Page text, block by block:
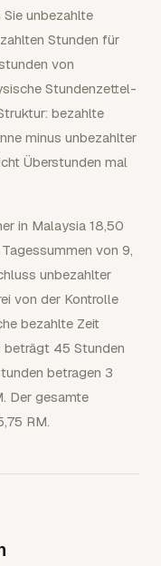
unbezahlte
Stunden für
von
Stundenzettel-
bezahlte
minus unbezahlter
Überstunden mal
in Malaysia 18,50
von 9,
unbezahlter
von der Kontrolle
bezahlte Zeit
45 Stunden
betragen 3
Der gesamte
RM.